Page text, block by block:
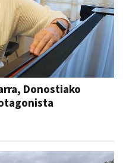
Donostiako